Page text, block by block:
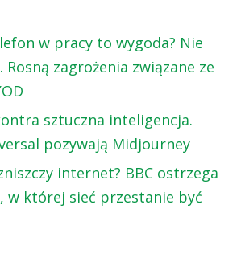
w pracy to wygoda? Nie
Rosną zagrożenia związane ze
sztuczna inteligencja.
pozywają Midjourney
internet? BBC ostrzega
w której sieć przestanie być